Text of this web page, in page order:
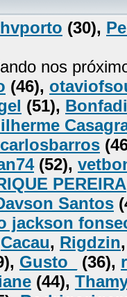
(30),
nos
(46),
(51),
(52),
PEREIRA
Santos
jackson
Cacau, Rigdzin
Gusto_ (36),
(44),